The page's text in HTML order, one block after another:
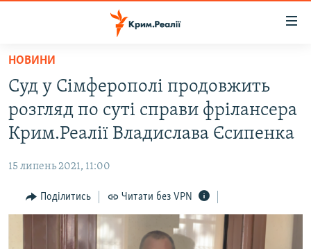
Перейти
основного
матеріалу
Перейти
до
основної
Перейти
до
ВОДА.КРИМ
ВІДЕО ТА ФОТО
БЛОГИ
ПОГЛЯД
НОВИНИ
Суд у Сімферополі продовжить
розгляд по суті справи фрілансера
Крим.Реалії Владислава Єсипенка
15 липень 2021, 11:00
Поділитись Читати без VPN